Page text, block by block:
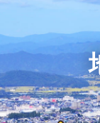
函
新
お得なセッ
料金シミュレ
サポート